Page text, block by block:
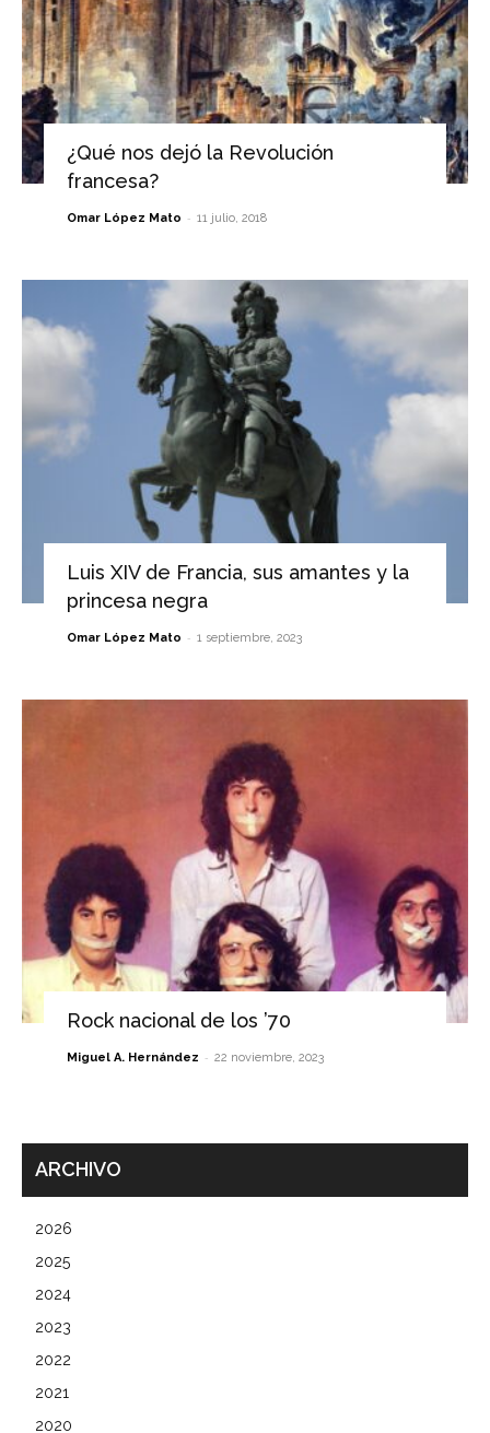
¿Qué nos dejó la Revolución
francesa?
Omar López Mato - 11 julio, 2018
Luis XIV de Francia, sus amantes y la
princesa negra
Omar López Mato - 1 septiembre, 2023
Rock nacional de los ’70
Miguel A. Hernández - 22 noviembre, 2023
ARCHIVO
2026
2025
2024
2023
2022
2021
2020